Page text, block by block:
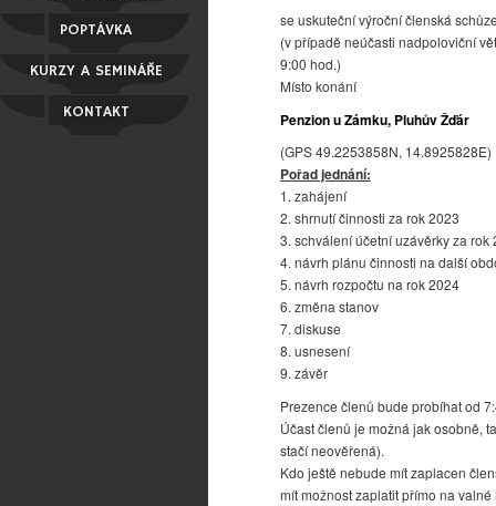
POPTÁVKA
KURZY A SEMINÁŘE
KONTAKT
se uskuteční výroční členská
(v případě neúčasti nadpoloviční
9:00 hod.)
Místo konání
Penzion u Zámku, Pluhův Žďár
(GPS 49.2253858N, 14.8925828E)
Pořad jednání:
1. zahájení
2. shrnutí činnosti za rok 2023
3. schválení účetní uzávěrky za rok
4. návrh plánu činnosti na další
5. návrh rozpočtu na rok 2024
6. změna stanov
7. diskuse
8. usnesení
9. závěr
Prezence členů bude probíhat od
Účast členů je možná jak osobně,
stačí neověřená).
Kdo ještě nebude mít zaplacen
mít možnost zaplatit přímo na